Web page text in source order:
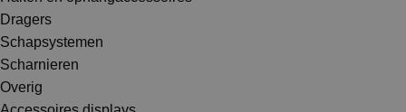
Dragers
Schapsystemen
Scharnieren
Overig